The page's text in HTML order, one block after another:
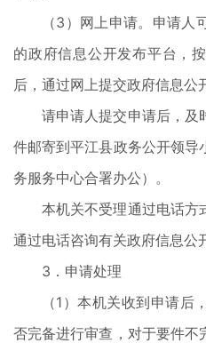
（3）网上申请。申请
的政府信息公开发布平台，
后，通过网上提交政府信息公
请申请人提交申请后，及
件邮寄到平江县政务公开领导
务服务中心合署办公）。
本机关不受理通过电话方
通过电话咨询有关政府信息公
3．申请处理
（1）本机关收到申请
否完备进行审查，对于要件不